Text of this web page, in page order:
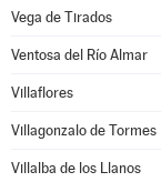
Vega de Tirados
Ventosa del Río Almar
Villaflores
Villagonzalo de Tormes
Villalba de los Llanos